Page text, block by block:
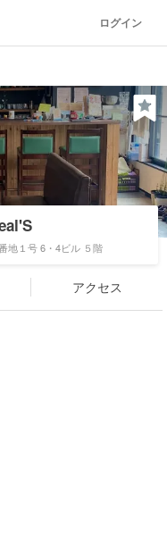
ログイン
地１号 6・4ビル ５階
アクセス